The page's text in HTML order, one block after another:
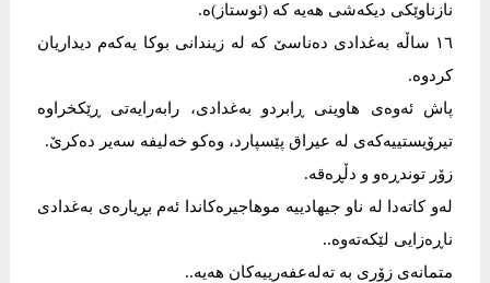
نازناوێكی دیكه‌شی هه‌یه‌ كه‌ (ئوستاز)ه‌.
١٦ ساڵه‌ به‌غدادی ده‌ناسێ كه‌ له‌ زیندانی بوكا یه‌كه‌م دیداریان
كردوه‌.
پاش ئه‌وه‌ی هاوینی ڕابردو به‌غدادی، رابه‌رایه‌تی ڕێكخراوه‌
تیرۆیستییه‌كه‌ی له‌ عیراق پێسپارد، وه‌كو خه‌لیفه‌ سه‌یر ده‌كرێ.
زۆر توندڕه‌و و دڵڕه‌قه‌.
له‌و كاته‌دا له‌ ناو جیهادییه‌ موهاجیره‌كاندا ئه‌م بڕیاره‌ی به‌غدادی
ناڕه‌زایی لێكه‌ته‌وه‌..
متمانه‌ی زۆری به‌ ته‌له‌عفه‌رییه‌كان هه‌یه‌..